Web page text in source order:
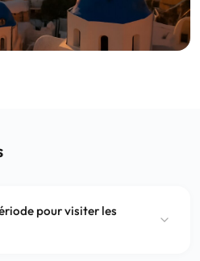
pour visiter les